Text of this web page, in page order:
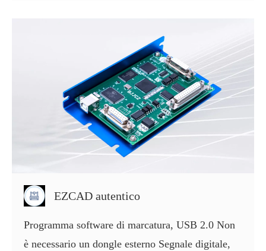
EZCAD autentico
Programma software di marcatura, USB 2.0 Non
è necessario un dongle esterno Segnale digitale,